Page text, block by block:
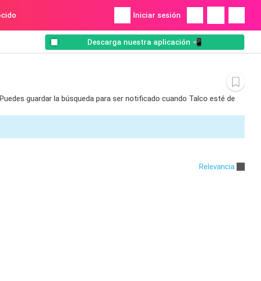
Iniciar sesión
Descarga nuestra aplicación 📲
guardar la búsqueda para ser notificado cuando Talco esté de
Relevancia